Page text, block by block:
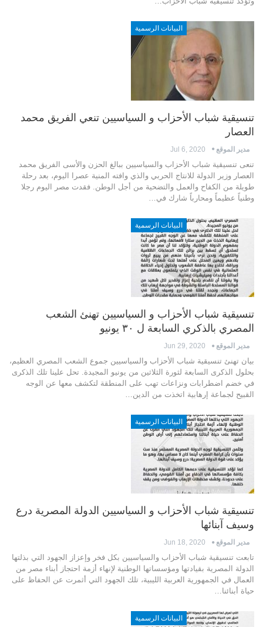
البيانات الرسمية
تنسيقية شباب الأحزاب و السياسيين تنعي الفريق محمد
العصار
مدير الموقع Jul 6, 2020
تنعى تنسيقية شباب الأحزاب والسياسيين ببالغ الحزن والأسى الفريق محمد
العصار وزير الدولة للانتاج الحربي والذي وافته المنية عصرا اليوم، بعد رحلة
طويلة من الكفاح والعمل والتضحية من أجل الوطن. فقدت مصر اليوم رجلا
وطنياً عظيماً ومحارباً شارك في…
البيانات الرسمية
تنسيقية شباب الأحزاب و السياسيين تهنئ الشعب
المصري بالذكري السابعة ل ٣٠ يونيو
مدير الموقع Jun 29, 2020
بيان تهنئ تنسيقية شباب الأحزاب والسياسيين جموع الشعب المصري العظيم،
بحلول الذكرى السابعة لثورة الثلاثين من يونيو المجيدة. تحل علينا تلك الذكرى
في خضم اضطرابات ونزاعات تهب على المنطقة لتكشف معها عن الوجه
القبيح لجماعة إرهابية اتخذت من الدين…
البيانات الرسمية
تنسيقية شباب الأحزاب و السياسيين الدولة المصرية درع
وسيف آبنائها
مدير الموقع Jun 18, 2020
تابعت تنسيقية شباب الأحزاب والسياسيين بكل فخر وإعزاز الجهود التي بذلتها
الدولة المصرية بقيادتها ومؤسساتها الوطنية لإنهاء أزمة احتجاز أبناء مصر من
العمال في الجمهورية العربية الليبية، تلك الجهود التي أثمرت عن الحفاظ على
حياة أبنائنا…
البيانات الرسمية